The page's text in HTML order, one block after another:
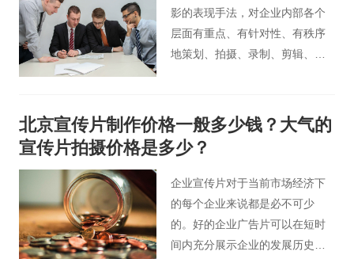
影的表现手法，对企业内部各个
层面有重点、有针对性、有秩序
地策划、拍摄、录制、剪辑、配
独特风格和实力，使不同社会阶
层的人对企业产生积极的、良好
的印象，从而对企业建立好感和
信任，最终购买企业的产品或服
务。
北京宣传片制作价格一般多少钱？大气的
宣传片拍摄价格是多少？
企业宣传片对于当前市场经济下
的每个企业来说都是必不可少
的。好的企业广告片可以在短时
间内充分展示企业的发展历史、